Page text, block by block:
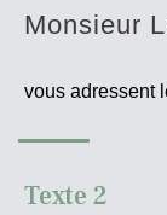
Monsieur
vous adressent
Texte 2